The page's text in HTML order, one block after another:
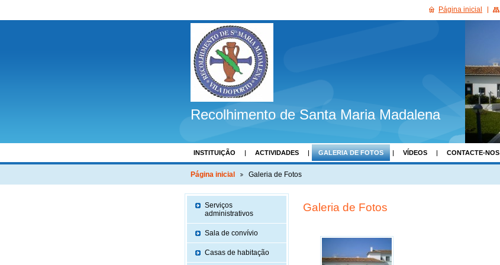
Recolhimento de Santa Maria Madalena
INSTITUIÇÃO ACTIVIDADES GALERIA DE FOTOS VÍDEOS CONTACTE-NOS
COMENTÁRIOS
Página inicial Galeria de Fotos
Galeria de Fotos
Serviços
administrativos
Sala de convívio
Casas de habitação
Página inicial